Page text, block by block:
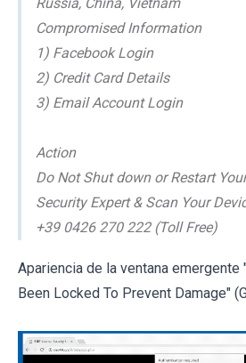
Compromised Information
1) Facebook Login
2) Credit Card Details
3) Email Account Login
Action
Do Not Shut down or Restart
Security Expert & Scan Your
+39 0426 270 222 (Toll Free)
Apariencia de la ventana emergente
Been Locked To Prevent Damage"